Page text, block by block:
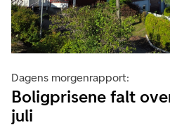
Dagens morgenrapport:
Boligprisene falt
juli